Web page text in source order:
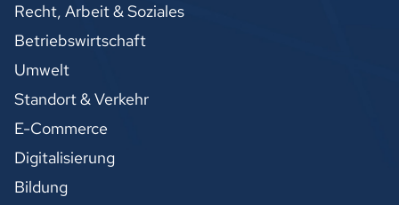
Recht, Arbeit & Soziales
Betriebswirtschaft
Umwelt
Standort & Verkehr
E-Commerce
Digitalisierung
Bildung